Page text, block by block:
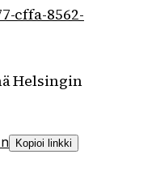
cffa-8562-
Helsingin
Kopioi linkki